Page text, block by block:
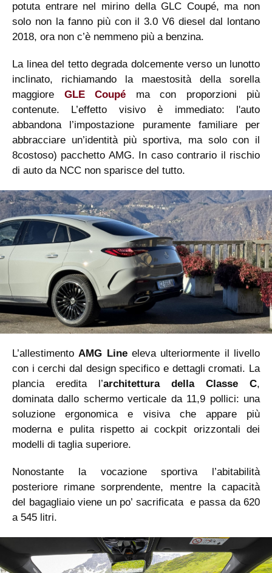
potuta entrare nel mirino della GLC Coupé, ma non
solo non la fanno più con il 3.0 V6 diesel dal lontano
2018, ora non c’è nemmeno più a benzina.
La linea del tetto degrada dolcemente verso un lunotto
inclinato, richiamando la maestosità della sorella
maggiore GLE Coupé ma con proporzioni più
contenute. L’effetto visivo è immediato: l'auto
abbandona l’impostazione puramente familiare per
abbracciare un’identità più sportiva, ma solo con il
8costoso) pacchetto AMG. In caso contrario il rischio
di auto da NCC non sparisce del tutto.
L’allestimentoAMG Lineeleva ulteriormente il livello
con i cerchi dal design specifico e dettagli cromati. La
plancia eredita l’architettura della Classe C,
dominata dallo schermo verticale da 11,9 pollici: una
soluzione ergonomica e visiva che appare più
moderna e pulita rispetto ai cockpit orizzontali dei
modelli di taglia superiore.
Nonostante la vocazione sportiva l’abitabilità
posteriore rimane sorprendente, mentre la capacità
del bagagliaio viene un po’ sacrificata e passa da 620
a 545 litri.